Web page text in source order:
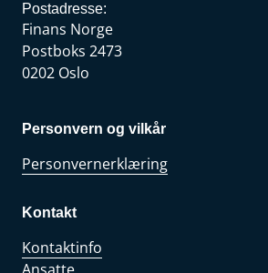
Postadresse:
Finans Norge
Postboks 2473
0202 Oslo
Personvern og vilkår
Personvernerklæring
Kontakt
Kontaktinfo